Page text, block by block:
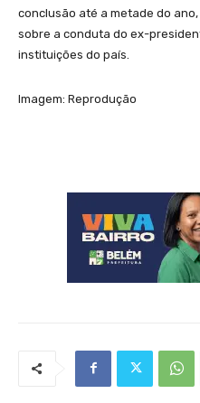
conclusão até a metade do
sobre a conduta do ex-
instituições do país.
Imagem: Reprodução